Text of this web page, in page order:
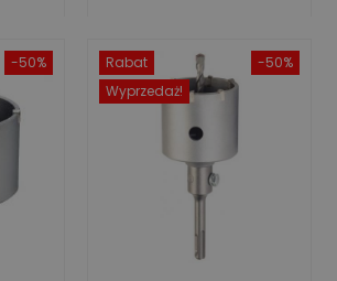
-50% -50%
Rabat
Wyprzedaż!